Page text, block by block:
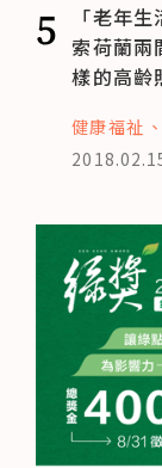
5
「老年
索荷蘭兩
樣的高齡
健康福祉